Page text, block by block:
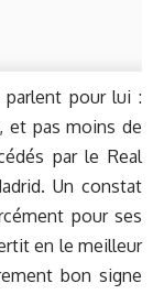
parlent pour lui :
et pas moins de
par le Real
Un constat
pour ses
en le meilleur
bon signe